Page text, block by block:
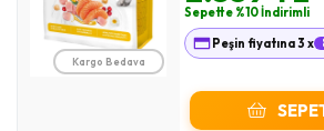
Kargo Bedava
Sepette %10 İndirimli
Peşin fiyatına 3 x